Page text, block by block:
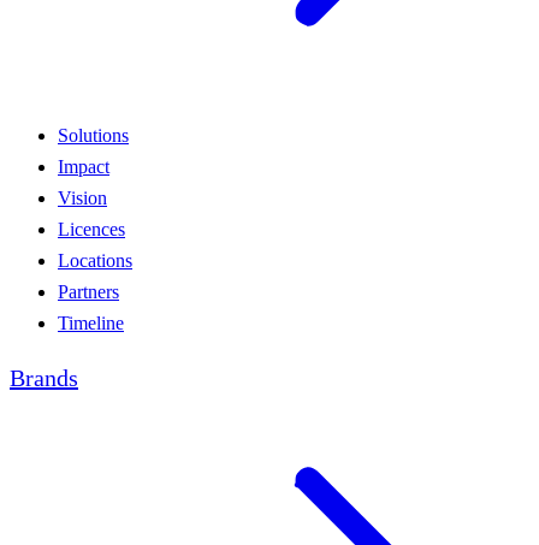
Solutions
Impact
Vision
Licences
Locations
Partners
Timeline
Brands